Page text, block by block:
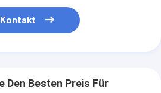
Kontakt
Den Besten Preis Für